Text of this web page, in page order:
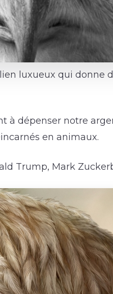
luxueux qui donne
à dépenser notre
en animaux.
Trump, Mark